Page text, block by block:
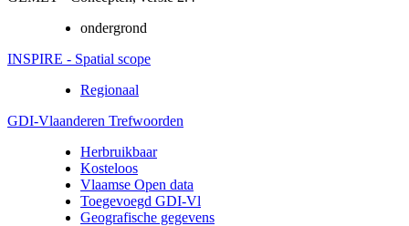
ondergrond
INSPIRE - Spatial scope
Regionaal
GDI-Vlaanderen Trefwoorden
Herbruikbaar
Kosteloos
Vlaamse Open data
Toegevoegd GDI-Vl
Geografische gegevens